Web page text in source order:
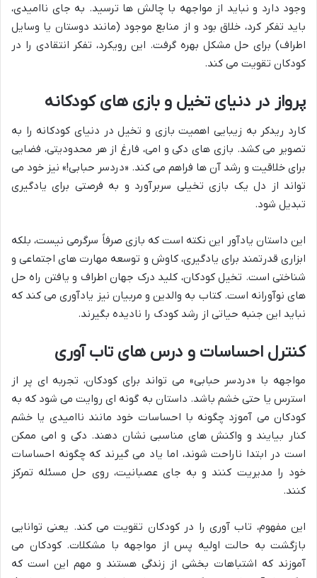
وجود دارد و نباید از مواجهه با چالش ها ترسید. به جای ناامیدی،
باید تفکر کرد، خلاق بود و از منابع موجود (مانند دوستان یا وسایل
اطراف) برای حل مشکل بهره گرفت. این رویکرد، تفکر انتقادی را در
کودکان تقویت می کند.
پرواز در دنیای تخیل و بازی های کودکانه
کارد ریدکر به زیبایی اهمیت بازی و تخیل در دنیای کودکانه را به
تصویر می کشد. بازی های دکی و امی، فارغ از هر محدودیتی، فضایی
برای خلاقیت و رشد آن ها فراهم می کند. «دردسر حبابی!» نیز خود می
تواند از دل یک بازی تخیلی سربرآورد و به فرصتی برای یادگیری
تبدیل شود.
این داستان یادآور این نکته است که بازی صرفاً سرگرمی نیست، بلکه
ابزاری قدرتمند برای یادگیری، کاوش و توسعه مهارت های اجتماعی و
شناختی است. تخیل کودکان، کلید درک جهان اطراف و یافتن راه حل
های نوآورانه است. کتاب به والدین و مربیان نیز یادآوری می کند که
نباید این جنبه حیاتی از رشد کودک را نادیده بگیرند.
کنترل احساسات و درس های تاب آوری
مواجهه با «دردسر حبابی» می تواند برای کودکان، تجربه ای پر از
استرس یا حتی خشم باشد. داستان به گونه ای روایت می شود که به
کودکان می آموزد چگونه با احساسات خود مانند ناامیدی یا خشم
کنار بیایند و واکنش های مناسبی نشان دهند. دکی و امی ممکن
است در ابتدا ناراحت شوند، اما یاد می گیرند که چگونه احساسات
خود را مدیریت کنند و به جای عصبانیت، روی حل مسئله تمرکز
کنند.
این مفهوم، تاب آوری را در کودکان تقویت می کند. یعنی توانایی
بازگشت به حالت اولیه پس از مواجهه با مشکلات. کودکان می
آموزند که اشتباهات بخشی از زندگی هستند و مهم این است که